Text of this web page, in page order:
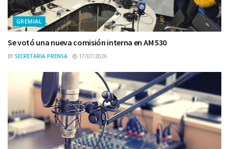
GREMIAL
Se votó una nueva comisión interna en AM 530
BY SECRETARIA PRENSA 17/07/2026